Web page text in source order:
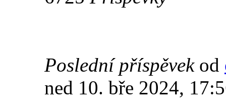
Poslední příspěvekod
ned 10. bře 2024,